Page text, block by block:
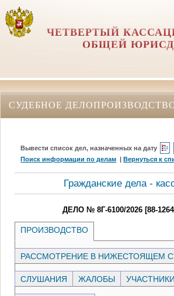
ЧЕТВЕРТЫЙ
ОБЩЕЙ
СУДЕБНОЕ
Вывести список дел, назначенных на дату
Поиск информации по делам |Вернуться к
Гражданские дела -
ДЕЛО № 8Г-6100/2026 [88-
ПРОИЗВОДСТВО
РАССМОТРЕНИЕ В НИЖЕСТОЯЩЕМ
СЛУШАНИЯ ЖАЛОБЫ УЧАСТНИКИ